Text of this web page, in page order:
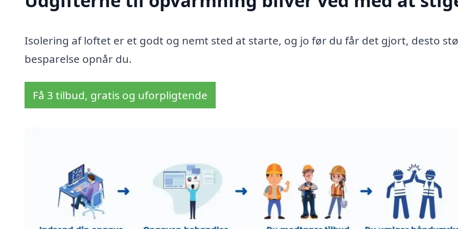
Isolering af loftet er et godt og nemt sted at starte, og jo før du får det gjort, desto
besparelse opnår du.
Få 3 tilbud, gratis og uforpligtende